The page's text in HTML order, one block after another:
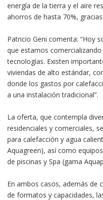
energía de la tierra y el aire
ahorros de hasta 70%,
Patricio Geni comenta: “Hoy
que estamos
tecnologías. Existen
viviendas de alto estándar,
donde los gastos por
a una instalación tradicional”.
La oferta, que contempla
residenciales y comerciales,
para calefacción y agua
Aquagreen), así como
de piscinas y Spa (gama
En ambos casos, además de
de formatos y capacidades,